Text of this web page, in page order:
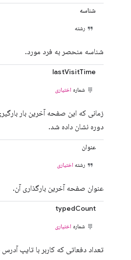
شناسه
رشته
شناسه منحصر به فرد مورد.
lastVisitTime
شماره اختیاری
زمانی که این صفحه آخرین بار
دوره نشان داده شد.
عنوان
رشته اختیاری
عنوان صفحه آخرین بارگذاری آن.
typedCount
شماره اختیاری
تعداد دفعاتی که کاربر با تایپ